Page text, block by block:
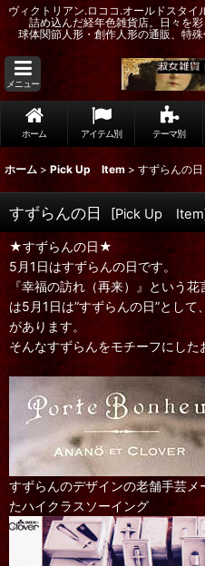
ヴィクトリアン.ロココ.オールドスタ
詰め込んだ経年色雑貨店。日々を
球体関節人形・創作人形の通販、特
メニュー
ホーム アイテム別 テーマ別
ホーム > Pick Up Item > すずらんの日
すずらんの日 [Pick Up Item
★すずらんの日★
5月1日はすずらんの日です。
『幸福の訪れ（再来）』という
は5月1日は”すずらんの日”とし
があります。
そんなすずらんをモチーフにした
すずらんのデザインの老舗手芸
たハイクラスソーイング